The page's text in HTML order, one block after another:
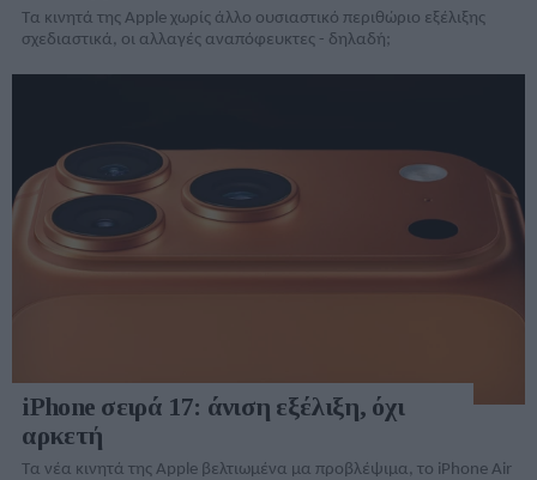
Τα κινητά της Apple χωρίς άλλο ουσιαστικό περιθώριο εξέλιξης
σχεδιαστικά, οι αλλαγές αναπόφευκτες - δηλαδή;
iPhone σειρά 17: άνιση εξέλιξη, όχι
αρκετή
Τα νέα κινητά της Apple βελτιωμένα μα προβλέψιμα, το iPhone Air